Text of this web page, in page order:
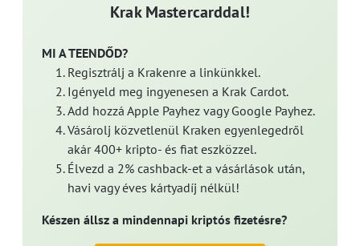
Krak Mastercarddal!
MI A TEENDŐD?
Regisztrálj a Krakenre a linkünkkel.
Igényeld meg ingyenesen a Krak Cardot.
Add hozzá Apple Payhez vagy Google Payhez.
Vásárolj közvetlenül Kraken egyenlegedről
akár 400+ kripto- és fiat eszközzel.
Élvezd a 2% cashback-et a vásárlások után,
havi vagy éves kártyadíj nélkül!
Készen állsz a mindennapi kriptós fizetésre?